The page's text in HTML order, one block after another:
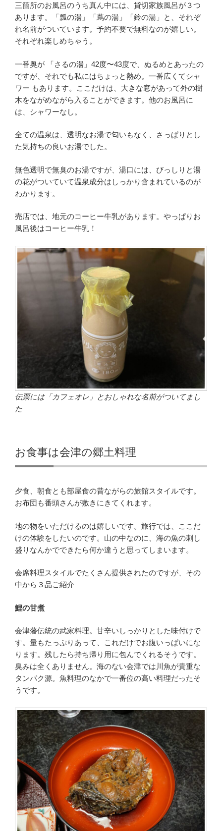
三箇所のお風呂のうち真ん中には、貸切家族風呂が３つ
あります。「瓢の湯」「蔦の湯」「鈴の湯」と、それぞ
れ名前がついています。予約不要で無料なのが嬉しい。
それぞれ楽しめちゃう。
一番奥が 「さるの湯」42度〜43度で、ぬるめとあったの
ですが、それでも私にはちょっと熱め。一番広くてシャ
ワー もあります。ここだけは、大きな窓があって外の樹
木をながめながら入ることができます。他のお風呂に
は、シャワーなし。
全ての温泉は、透明なお湯で匂いもなく、さっぱりとし
た気持ちの良いお湯でした。
無色透明で無臭のお湯ですが、湯口には、びっしりと湯
の花がついていて温泉成分はしっかり含まれているのが
わかります。
売店では、地元のコーヒー牛乳があります。やっぱりお
風呂後はコーヒー牛乳！
伝票には「カフェオレ」とおしゃれな名前がついてまし
た
お食事は会津の郷土料理
夕食、朝食とも部屋食の昔ながらの旅館スタイルです。
お布団も番頭さんが敷きにきてくれます。
地の物をいただけるのは嬉しいです。旅行では、ここだ
けの体験をしたいのです。山の中なのに、海の魚の刺し
盛りなんかでできたら何か違うと思ってしまいます。
会席料理スタイルでたくさん提供されたのですが、その
中から３品ご紹介
鯉の甘煮
会津藩伝統の武家料理。甘辛いしっかりとした味付けで
す。量もたっぷりあって、これだけでお腹いっぱいにな
ります。残したら持ち帰り用に包んでくれるそうです。
臭みは全くありません。海のない会津では川魚が貴重な
タンパク源。魚料理のなかで一番位の高い料理だったそ
うです。